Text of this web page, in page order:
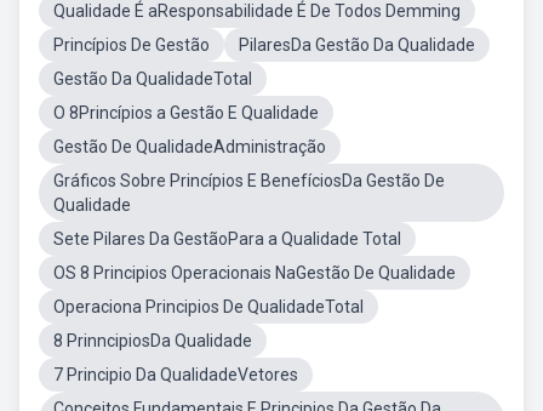
Qualidade É aResponsabilidade É De Todos Demming
Princípios De Gestão
PilaresDa Gestão Da Qualidade
Gestão Da QualidadeTotal
O 8Princípios a Gestão E Qualidade
Gestão De QualidadeAdministração
Gráficos Sobre Princípios E BenefíciosDa Gestão De
Qualidade
Sete Pilares Da GestãoPara a Qualidade Total
OS 8 Principios Operacionais NaGestão De Qualidade
Operaciona Principios De QualidadeTotal
8 PrinncipiosDa Qualidade
7 Principio Da QualidadeVetores